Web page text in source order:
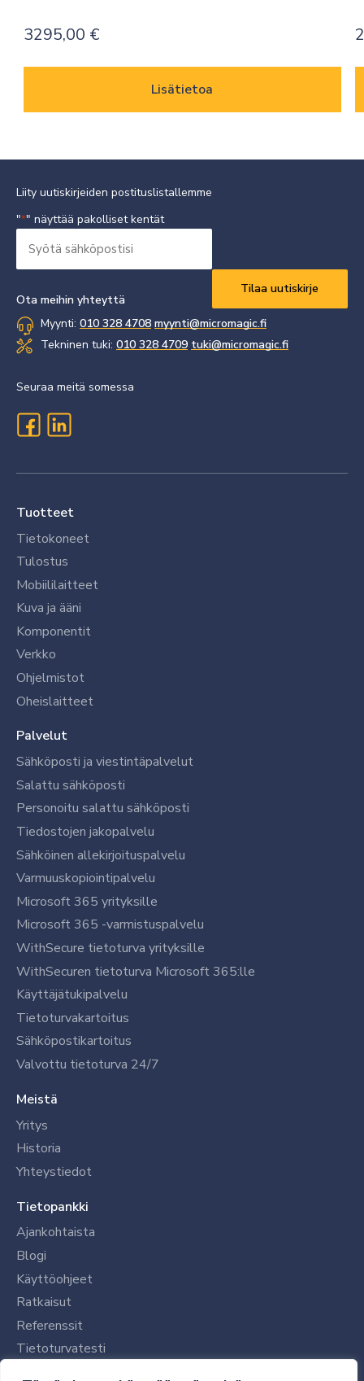
3295,00 €
Lisätietoa
Liity uutiskirjeiden postituslistallemme
"*" näyttää pakolliset kentät
sähköpostisi
Ota meihin yhteyttä
Myynti: 010 328 4708 myynti@micromagic.fi
Tekninen tuki: 010 328 4709 tuki@micromagic.fi
Seuraa meitä somessa
Tuotteet
Tietokoneet
Tulostus
Mobiililaitteet
Kuva ja ääni
Komponentit
Verkko
Ohjelmistot
Oheislaitteet
Palvelut
Sähköposti ja viestintäpalvelut
Salattu sähköposti
Personoitu salattu sähköposti
Tiedostojen jakopalvelu
Sähköinen allekirjoituspalvelu
Varmuuskopiointipalvelu
Microsoft 365 yrityksille
Microsoft 365 -varmistuspalvelu
WithSecure tietoturva yrityksille
WithSecuren tietoturva Microsoft 365:lle
Käyttäjätukipalvelu
Tietoturvakartoitus
Sähköpostikartoitus
Valvottu tietoturva 24/7
Meistä
Yritys
Historia
Yhteystiedot
Tietopankki
Ajankohtaista
Blogi
Käyttöohjeet
Ratkaisut
Referenssit
Tietoturvatesti